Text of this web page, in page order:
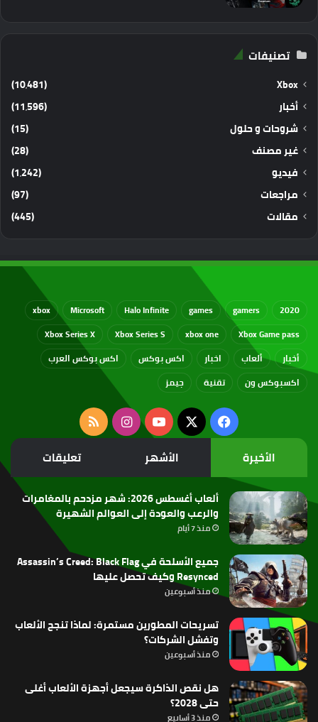
تصنيفات
Xbox
(10٬481)
أخبار
(11٬596)
شروحات و حلول
(15)
غير مصنف
(28)
فيديو
(1٬242)
مراجعات
(97)
مقالات
(445)
2020
gamers
games
Halo Infinite
Microsoft
xbox
Xbox Game pass
xbox one
Xbox Series S
Xbox Series X
أخبار
ألعاب اخبار اكس بوكس
اكس بوكس العرب
اكسبوكس ون
تقنية جيمز
فيسبوك
‫X
‫YouTubeانستقرامملخص
الموقع
RSS
الأخيرة الأشهر تعليقات
ألعاب أغسطس 2026: شهر مزدحم بالمغامرات
والرعب والعودة إلى العوالم الشهيرة
منذ 7 أيام
جميع الأسلحة في Assassin’s Creed: Black Flag
Resynced وكيف تحصل عليها
منذ أسبوعين
تسريحات المطورين مستمرة: لماذا تنجح الألعاب
وتفشل الشركات؟
منذ أسبوعين
هل نقص الذاكرة سيجعل أجهزة الألعاب أغلى
حتى 2028؟
منذ 3 أسابيع